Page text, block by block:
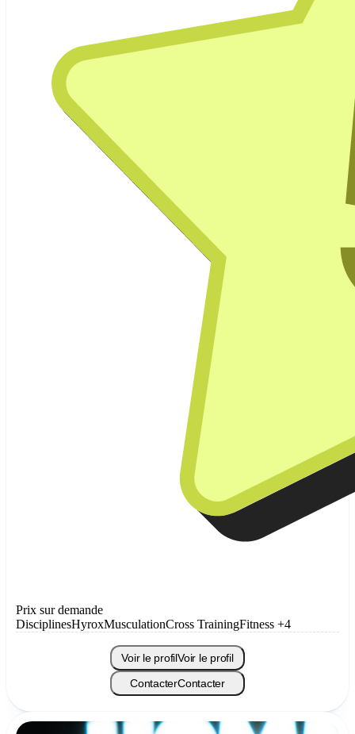
Prix sur demande
DisciplinesHyroxMusculationCross TrainingFitness +4
Voir le profilVoir le profil
ContacterContacter